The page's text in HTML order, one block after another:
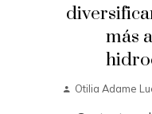
más
Otilia Adame